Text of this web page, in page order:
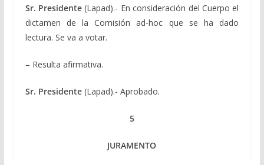
Sr. Presidente (Lapad).- En consideración del Cuerpo el
dictamen de la Comisión ad-hoc que se ha dado
lectura. Se va a votar.
– Resulta afirmativa.
Sr. Presidente(Lapad).- Aprobado.
5
JURAMENTO